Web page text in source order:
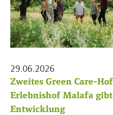
29.06.2026
Zweites Green Care-
Erlebnishof Malafa
Entwicklung